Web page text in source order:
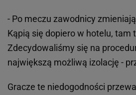
- Po meczu zawodnicy
Kąpią się dopiero w hotelu, tam
Zdecydowaliśmy się na
największą możliwą izolację -
Gracze te niedogodności